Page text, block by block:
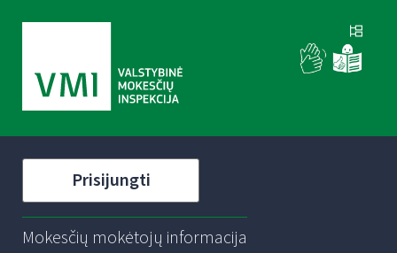
Prisijungti
Mokesčių mokėtojų informacija